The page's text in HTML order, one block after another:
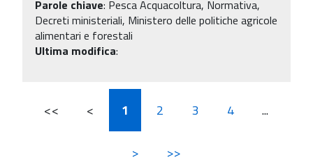
Parole chiave: Pesca Acquacoltura, Normativa,
Decreti ministeriali, Ministero delle politiche agricole
alimentari e forestali
Ultima modifica:
<< < 1 2 3 4 ...
> >>